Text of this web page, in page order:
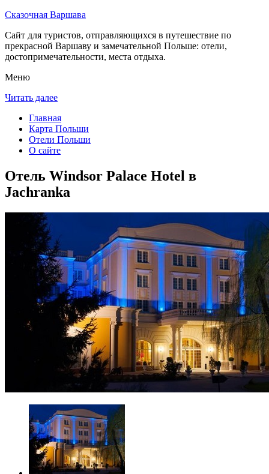
Сказочная Варшава
Сайт для туристов, отправляющихся в путешествие по
прекрасной Варшаву и замечательной Польше: отели,
достопримечательности, места отдыха.
Меню
Читать далее
Главная
Карта Польши
Отели Польши
О сайте
Отель Windsor Palace Hotel в
Jachranka